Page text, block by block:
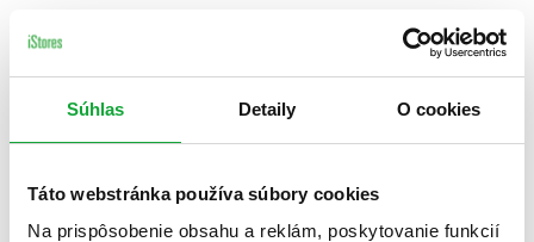
Súhlas Detaily O cookies
Táto webstránka používa súbory cookies
Na prispôsobenie obsahu a reklám, poskytovanie funkcií